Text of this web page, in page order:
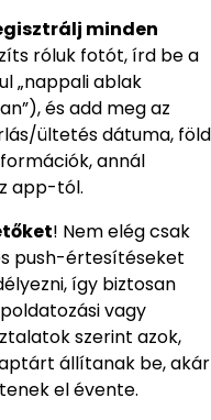
minden
róluk fotót, írd be a
„nappali ablak
és add meg az
ültetés dátuma, föld
annál
app-tól.
! Nem elég csak
push-értesítéseket
így biztosan
vagy
szerint azok,
állítanak be, akár
el évente.